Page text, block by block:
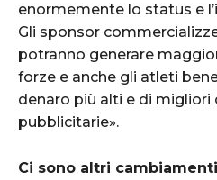
enormemente lo status e
Gli sponsor
potranno generare
forze e anche gli atleti
denaro più alti e di
pubblicitarie».
Ci sono altri